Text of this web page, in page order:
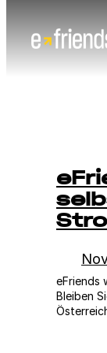
Zum
eFriends
Bleiben